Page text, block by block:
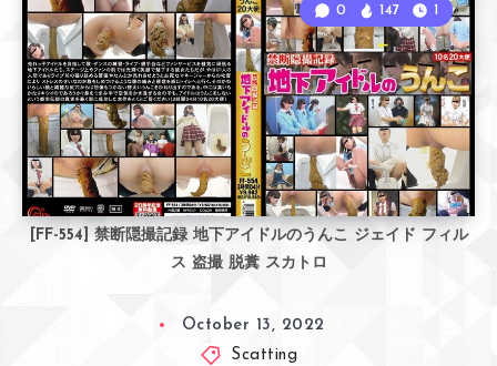
[FF-554] 禁断隠撮記録 地下アイドルのうんこ ジェイド フィル
ス 盗撮 脱糞 スカトロ
0 147 1
October 13, 2022
Scatting